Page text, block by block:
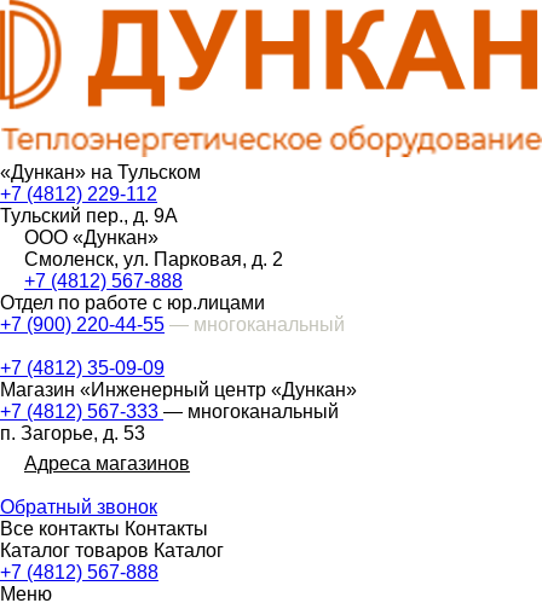
«Дункан» на Тульском
+7 (4812) 229-112
Тульский пер., д. 9А
ООО «Дункан»
Смоленск, ул. Парковая, д. 2
+7 (4812) 567-888
Отдел по работе с юр.лицами
+7 (900) 220-44-55 — многоканальный
+7 (4812) 35-09-09
Магазин «Инженерный центр «Дункан»
+7 (4812) 567-333 — многоканальный
п. Загорье, д. 53
Адреса магазинов
Обратный звонок
Все контакты Контакты
Каталог товаров Каталог
+7 (4812) 567-888
Меню